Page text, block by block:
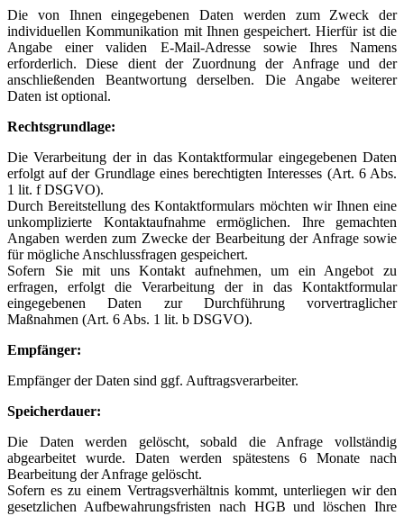
Die von Ihnen eingegebenen Daten werden zum Zweck der
individuellen Kommunikation mit Ihnen gespeichert. Hierfür ist die
Angabe einer validen E-Mail-Adresse sowie Ihres Namens
erforderlich. Diese dient der Zuordnung der Anfrage und der
anschließenden Beantwortung derselben. Die Angabe weiterer
Daten ist optional.
Rechtsgrundlage:
Die Verarbeitung der in das Kontaktformular eingegebenen Daten
erfolgt auf der Grundlage eines berechtigten Interesses (Art. 6 Abs.
1 lit. f DSGVO).
Durch Bereitstellung des Kontaktformulars möchten wir Ihnen eine
unkomplizierte Kontaktaufnahme ermöglichen. Ihre gemachten
Angaben werden zum Zwecke der Bearbeitung der Anfrage sowie
für mögliche Anschlussfragen gespeichert.
Sofern Sie mit uns Kontakt aufnehmen, um ein Angebot zu
erfragen, erfolgt die Verarbeitung der in das Kontaktformular
eingegebenen Daten zur Durchführung vorvertraglicher
Maßnahmen (Art. 6 Abs. 1 lit. b DSGVO).
Empfänger:
Empfänger der Daten sind ggf. Auftragsverarbeiter.
Speicherdauer:
Die Daten werden gelöscht, sobald die Anfrage vollständig
abgearbeitet wurde. Daten werden spätestens 6 Monate nach
Bearbeitung der Anfrage gelöscht.
Sofern es zu einem Vertragsverhältnis kommt, unterliegen wir den
gesetzlichen Aufbewahrungsfristen nach HGB und löschen Ihre